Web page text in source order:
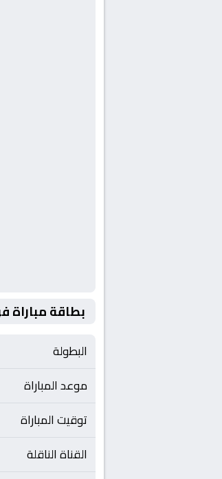
بطاقة
البطولة
موعد المباراة
توقيت المباراة
القناة الناقلة